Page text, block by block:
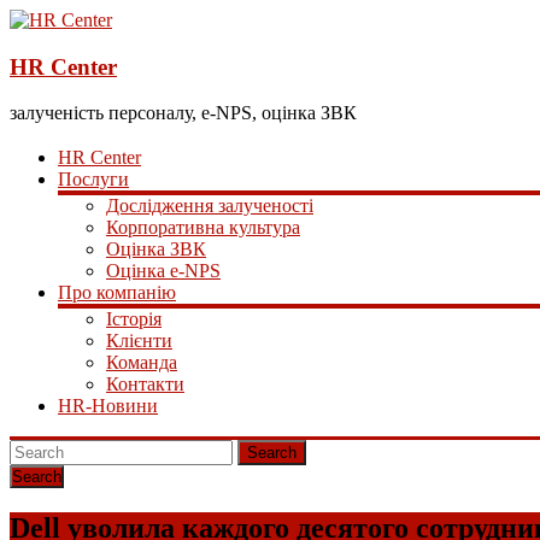
HR Center
залученість персоналу, e-NPS, оцінка ЗВК
HR Center
Послуги
Дослідження залученості
Корпоративна культура
Оцінка ЗВК
Оцінка e-NPS
Про компанію
Історія
Клієнти
Команда
Контакти
HR-Новини
Search
Dell уволила каждого десятого